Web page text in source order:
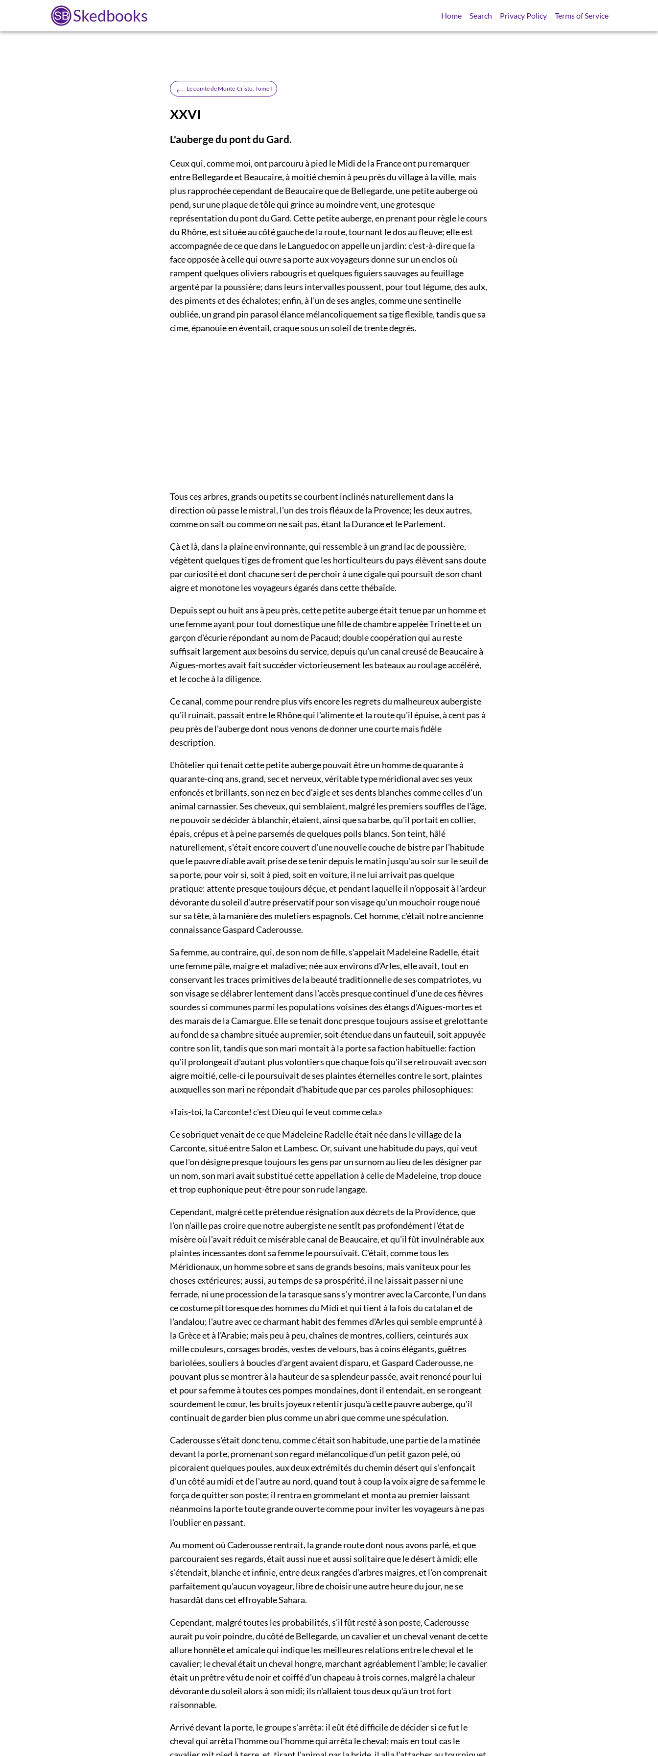
Skedbooks Home Search Privacy Policy Terms of Service
← Le comte de Monte-Cristo, Tome I
XXVI
L'auberge du pont du Gard.
Ceux qui, comme moi, ont parcouru à pied le Midi de la France ont pu remarquer
entre Bellegarde et Beaucaire, à moitié chemin à peu près du village à la ville, mais
plus rapprochée cependant de Beaucaire que de Bellegarde, une petite auberge où
pend, sur une plaque de tôle qui grince au moindre vent, une grotesque
représentation du pont du Gard. Cette petite auberge, en prenant pour règle le cours
du Rhône, est située au côté gauche de la route, tournant le dos au fleuve; elle est
accompagnée de ce que dans le Languedoc on appelle un jardin: c'est-à-dire que la
face opposée à celle qui ouvre sa porte aux voyageurs donne sur un enclos où
rampent quelques oliviers rabougris et quelques figuiers sauvages au feuillage
argenté par la poussière; dans leurs intervalles poussent, pour tout légume, des aulx,
des piments et des échalotes; enfin, à l'un de ses angles, comme une sentinelle
oubliée, un grand pin parasol élance mélancoliquement sa tige flexible, tandis que sa
cime, épanouie en éventail, craque sous un soleil de trente degrés.
Tous ces arbres, grands ou petits se courbent inclinés naturellement dans la
direction où passe le mistral, l'un des trois fléaux de la Provence; les deux autres,
comme on sait ou comme on ne sait pas, étant la Durance et le Parlement.
Çà et là, dans la plaine environnante, qui ressemble à un grand lac de poussière,
végètent quelques tiges de froment que les horticulteurs du pays élèvent sans doute
par curiosité et dont chacune sert de perchoir à une cigale qui poursuit de son chant
aigre et monotone les voyageurs égarés dans cette thébaïde.
Depuis sept ou huit ans à peu près, cette petite auberge était tenue par un homme et
une femme ayant pour tout domestique une fille de chambre appelée Trinette et un
garçon d'écurie répondant au nom de Pacaud; double coopération qui au reste
suffisait largement aux besoins du service, depuis qu'un canal creusé de Beaucaire à
Aigues-mortes avait fait succéder victorieusement les bateaux au roulage accéléré,
et le coche à la diligence.
Ce canal, comme pour rendre plus vifs encore les regrets du malheureux aubergiste
qu'il ruinait, passait entre le Rhône qui l'alimente et la route qu'il épuise, à cent pas à
peu près de l'auberge dont nous venons de donner une courte mais fidèle
description.
L'hôtelier qui tenait cette petite auberge pouvait être un homme de quarante à
quarante-cinq ans, grand, sec et nerveux, véritable type méridional avec ses yeux
enfoncés et brillants, son nez en bec d'aigle et ses dents blanches comme celles d'un
animal carnassier. Ses cheveux, qui semblaient, malgré les premiers souffles de l'âge,
ne pouvoir se décider à blanchir, étaient, ainsi que sa barbe, qu'il portait en collier,
épais, crépus et à peine parsemés de quelques poils blancs. Son teint, hâlé
naturellement, s'était encore couvert d'une nouvelle couche de bistre par l'habitude
que le pauvre diable avait prise de se tenir depuis le matin jusqu'au soir sur le seuil de
sa porte, pour voir si, soit à pied, soit en voiture, il ne lui arrivait pas quelque
pratique: attente presque toujours déçue, et pendant laquelle il n'opposait à l'ardeur
dévorante du soleil d'autre préservatif pour son visage qu'un mouchoir rouge noué
sur sa tête, à la manière des muletiers espagnols. Cet homme, c'était notre ancienne
connaissance Gaspard Caderousse.
Sa femme, au contraire, qui, de son nom de fille, s'appelait Madeleine Radelle, était
une femme pâle, maigre et maladive; née aux environs d'Arles, elle avait, tout en
conservant les traces primitives de la beauté traditionnelle de ses compatriotes, vu
son visage se délabrer lentement dans l'accès presque continuel d'une de ces fièvres
sourdes si communes parmi les populations voisines des étangs d'Aigues-mortes et
des marais de la Camargue. Elle se tenait donc presque toujours assise et grelottante
au fond de sa chambre située au premier, soit étendue dans un fauteuil, soit appuyée
contre son lit, tandis que son mari montait à la porte sa faction habituelle: faction
qu'il prolongeait d'autant plus volontiers que chaque fois qu'il se retrouvait avec son
aigre moitié, celle-ci le poursuivait de ses plaintes éternelles contre le sort, plaintes
auxquelles son mari ne répondait d'habitude que par ces paroles philosophiques:
«Tais-toi, la Carconte! c'est Dieu qui le veut comme cela.»
Ce sobriquet venait de ce que Madeleine Radelle était née dans le village de la
Carconte, situé entre Salon et Lambesc. Or, suivant une habitude du pays, qui veut
que l'on désigne presque toujours les gens par un surnom au lieu de les désigner par
un nom, son mari avait substitué cette appellation à celle de Madeleine, trop douce
et trop euphonique peut-être pour son rude langage.
Cependant, malgré cette prétendue résignation aux décrets de la Providence, que
l'on n'aille pas croire que notre aubergiste ne sentît pas profondément l'état de
misère où l'avait réduit ce misérable canal de Beaucaire, et qu'il fût invulnérable aux
plaintes incessantes dont sa femme le poursuivait. C'était, comme tous les
Méridionaux, un homme sobre et sans de grands besoins, mais vaniteux pour les
choses extérieures; aussi, au temps de sa prospérité, il ne laissait passer ni une
ferrade, ni une procession de la tarasque sans s'y montrer avec la Carconte, l'un dans
ce costume pittoresque des hommes du Midi et qui tient à la fois du catalan et de
l'andalou; l'autre avec ce charmant habit des femmes d'Arles qui semble emprunté à
la Grèce et à l'Arabie; mais peu à peu, chaînes de montres, colliers, ceinturés aux
mille couleurs, corsages brodés, vestes de velours, bas à coins élégants, guêtres
bariolées, souliers à boucles d'argent avaient disparu, et Gaspard Caderousse, ne
pouvant plus se montrer à la hauteur de sa splendeur passée, avait renoncé pour lui
et pour sa femme à toutes ces pompes mondaines, dont il entendait, en se rongeant
sourdement le cœur, les bruits joyeux retentir jusqu'à cette pauvre auberge, qu'il
continuait de garder bien plus comme un abri que comme une spéculation.
Caderousse s'était donc tenu, comme c'était son habitude, une partie de la matinée
devant la porte, promenant son regard mélancolique d'un petit gazon pelé, où
picoraient quelques poules, aux deux extrémités du chemin désert qui s'enfonçait
d'un côté au midi et de l'autre au nord, quand tout à coup la voix aigre de sa femme le
força de quitter son poste; il rentra en grommelant et monta au premier laissant
néanmoins la porte toute grande ouverte comme pour inviter les voyageurs à ne pas
l'oublier en passant.
Au moment où Caderousse rentrait, la grande route dont nous avons parlé, et que
parcouraient ses regards, était aussi nue et aussi solitaire que le désert à midi; elle
s'étendait, blanche et infinie, entre deux rangées d'arbres maigres, et l'on comprenait
parfaitement qu'aucun voyageur, libre de choisir une autre heure du jour, ne se
hasardât dans cet effroyable Sahara.
Cependant, malgré toutes les probabilités, s'il fût resté à son poste, Caderousse
aurait pu voir poindre, du côté de Bellegarde, un cavalier et un cheval venant de cette
allure honnête et amicale qui indique les meilleures relations entre le cheval et le
cavalier; le cheval était un cheval hongre, marchant agréablement l'amble; le cavalier
était un prêtre vêtu de noir et coiffé d'un chapeau à trois cornes, malgré la chaleur
dévorante du soleil alors à son midi; ils n'allaient tous deux qu'à un trot fort
raisonnable.
Arrivé devant la porte, le groupe s'arrêta: il eût été difficile de décider si ce fut le
cheval qui arrêta l'homme ou l'homme qui arrêta le cheval; mais en tout cas le